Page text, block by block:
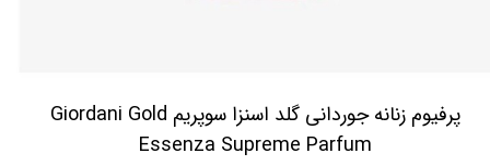
پرفیوم زنانه جوردانی گلد اسنزا سوپریم Giordani Gold
Essenza Supreme Parfum